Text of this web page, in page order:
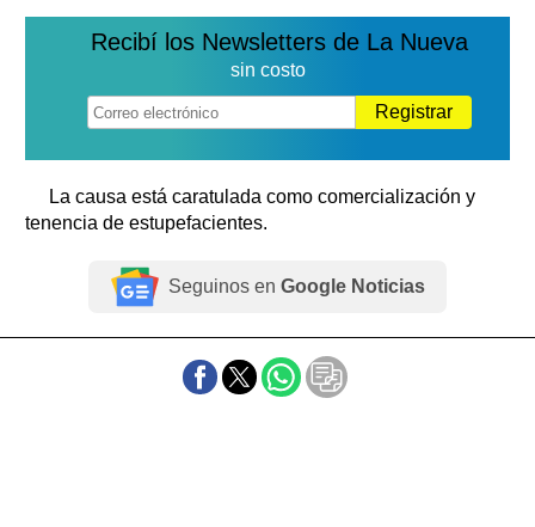
Recibí los Newsletters de La Nueva
sin costo
Registrar
La causa está caratulada como comercialización y
tenencia de estupefacientes.
Seguinos en Google Noticias